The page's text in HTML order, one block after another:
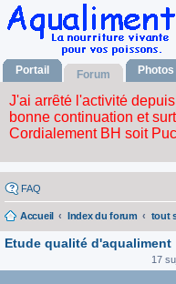
Portail Forum Photos
FAQ
Accueil Index du forum tout
Etude qualité d'aqualiment
17